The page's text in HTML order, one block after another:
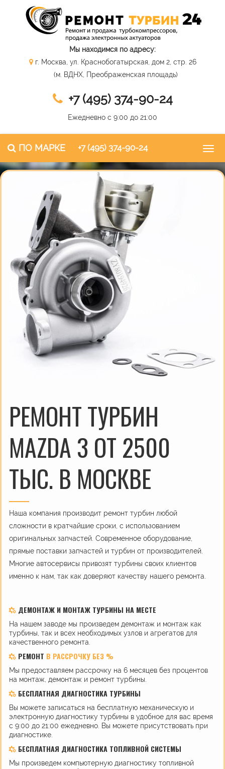
Мы находимся по адресу:
г. Москва, ул. Краснобогатырская, дом 2, стр. 26
(м. ВДНХ, Преображенская площадь)
+7 (495) 374-90-24
Ежедневно с 9:00 до 21:00
ПО МАРКЕ +7 (495) 374-90-24
РЕМОНТ ТУРБИН
MAZDA 3 ОТ 2500
ТЫС. В МОСКВЕ
Наша компания производит ремонт турбин любой
сложности в кратчайшие сроки, с использованием
оригинальных запчастей. Современное оборудование,
прямые поставки запчастей и турбин от производителей.
Многие автосервисы привозят турбины своих клиентов
именно к нам, так как доверяют качеству нашего ремонта.
ДЕМОНТАЖ И МОНТАЖ ТУРБИНЫ НА МЕСТЕ
На нашем заводе мы произведем демонтаж и монтаж как
турбины, так и всех необходимых узлов и агрегатов для
качественного ремонта.
РЕМОНТ В РАССРОЧКУ БЕЗ %
Мы предоставляем рассрочку на 6 месяцев без процентов
на монтаж, демонтаж и ремонт турбины.
БЕСПЛАТНАЯ ДИАГНОСТИКА ТУРБИНЫ
Вы можете записаться на бесплатную механическую и
электронную диагностику турбины в удобное для вас время
с 9:00 до 21:00 ежедневно. Вы можете присутствовать при
диагностике.
БЕСПЛАТНАЯ ДИАГНОСТИКА ТОПЛИВНОЙ СИСТЕМЫ
Мы произведем компьютерную диагностику топливной